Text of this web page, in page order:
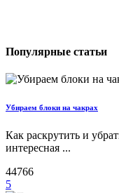
Популярные статьи
Убираем блоки на чакрах
Как раскрутить и
интересная ...
44766
5